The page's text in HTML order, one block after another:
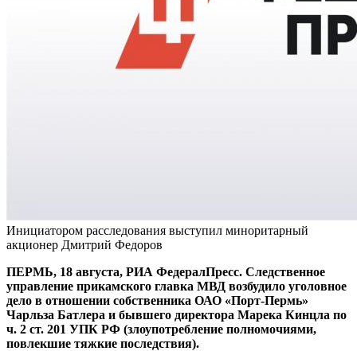
Инициатором расследования выступил миноритарный
акционер Дмитрий Федоров
ПЕРМЬ, 18 августа, РИА ФедералПресс. Следственное
управление прикамского главка МВД возбудило уголовное
дело в отношении собственника ОАО «Порт-Пермь»
Чарльза Батлера и бывшего директора Марека Кинцла по
ч. 2 ст. 201 УПК РФ (злоупотребление полномочиями,
повлекшие тяжкие последствия).